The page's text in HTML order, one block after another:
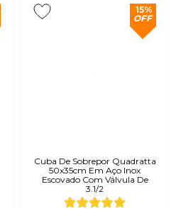
15%
OFF
Cuba De Sobrepor Quadratta
50x35cm Em Aço Inox
Escovado Com Válvula De
3.1/2